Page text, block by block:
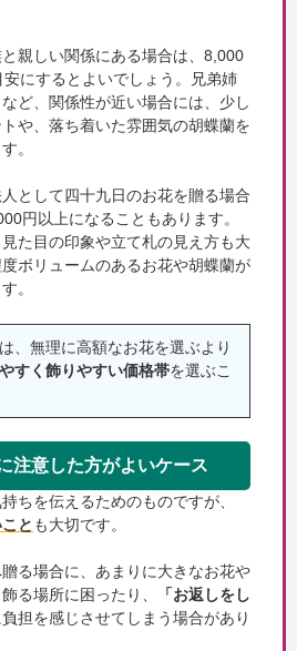
親しい関係にある場合は、8,000
にするとよいでしょう。兄弟姉
ど、関係性が近い場合には、少し
や、落ち着いた雰囲気の胡蝶蘭を
。
として四十九日のお花を贈る場合
円以上になることもあります。
た目の印象や立て札の見え方も大
ボリュームのあるお花や胡蝶蘭が
。
、無理に高額なお花を選ぶより
すく飾りやすい価格帯を選ぶこ
注意した方がよいケース
ちを伝えるためのものですが、
と も大切です。
る場合に、あまりに大きなお花や
る場所に困ったり、
「お返しをし
担を感じさせてしまう場合があり